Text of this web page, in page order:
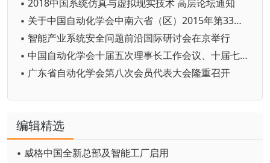
▪ 2018中国系统仿真与虚拟现实技术 高层论坛通知
▪ 关于中国自动化学会中南六省（区）2015年第33届学术年会通知
▪ 智能产业系统安全问题前沿国际研讨会在京举行
▪ 中国自动化学会十届五次理事长工作会议、十届七次秘书长工作会议在京召开
▪ 广东省自动化学会第八次会员代表大会隆重召开
编辑精选
▪ 威格中国全新总部及智能工厂启用